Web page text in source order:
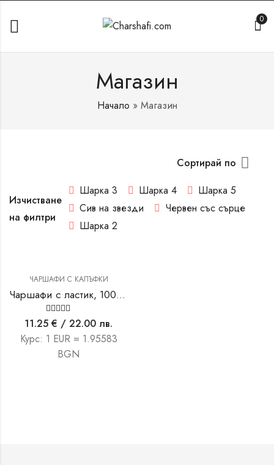
0
Магазин
Начало » Магазин
Сортирай по
Изчистване
на филтри
Шарка 3 Шарка 4
Шарка 5
Сив на звезди
Червен със сърце
Шарка 2
ЧАРШАФИ С КАЛЪФКИ
Чаршафи с ластик, 100 % памук 140/200см с две калъфки
Оценено на
5.00от 5
11.25 € / 22.00 лв.
Курс: 1 EUR = 1.95583
BGN